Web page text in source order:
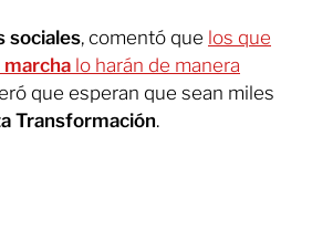
sociales, comentó que los que
marcha lo harán de manera
que esperan que sean miles
Transformación.